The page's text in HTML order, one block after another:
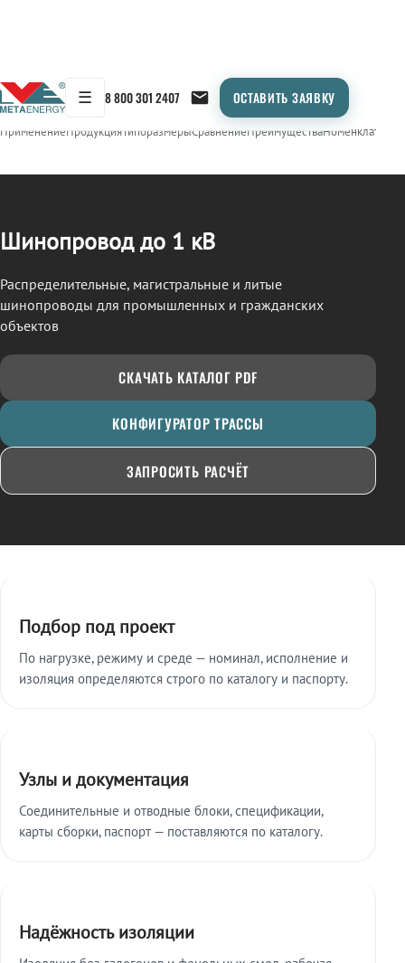
☰ 8 800 301 2407 ОСТАВИТЬ ЗАЯВКУ
← Продукция/ШИНОПРОВОД
ПрименениеПродукцияТипоразмерыСравнениеПреимуществаНоменклатура
Шинопровод до 1 кВ
Распределительные, магистральные и литые
шинопроводы для промышленных и гражданских
объектов
СКАЧАТЬ КАТАЛОГ PDF
КОНФИГУРАТОР ТРАССЫ
ЗАПРОСИТЬ РАСЧЁТ
Подбор под проект
По нагрузке, режиму и среде — номинал, исполнение и
изоляция определяются строго по каталогу и паспорту.
Узлы и документация
Соединительные и отводные блоки, спецификации,
карты сборки, паспорт — поставляются по каталогу.
Надёжность изоляции